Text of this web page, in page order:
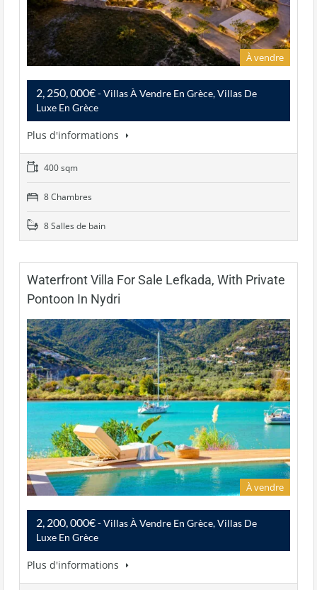
À vendre
2, 250, 000€- Villas À Vendre En Grèce, Villas De
Luxe En Grèce
Plus d'informations
400 sqm
8 Chambres
8 Salles de bain
Waterfront Villa For Sale Lefkada, With Private
Pontoon In Nydri
À vendre
2, 200, 000€- Villas À Vendre En Grèce, Villas De
Luxe En Grèce
Plus d'informations